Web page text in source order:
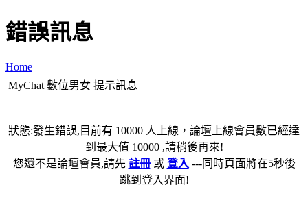
錯誤訊息
Home
MyChat 數位男女 提示訊息
狀態:發生錯誤,目前有 10000 人上線，論壇上線會員數已經達
到最大值 10000 ,請稍後再來!
您還不是論壇會員,請先 註冊或 登入 ---同時頁面將在5秒後
跳到登入界面!